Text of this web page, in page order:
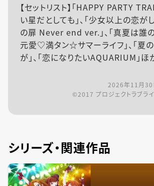
【セットリスト】「HAPPY PARTY
い星だとしても」、「少女以上の恋がし
の扉 Never end ver.」、「真夏は誰の
元愛♡満タン☆サマーライフ」、「夏
が」、「恋になりたいAQUARIUM」ほ
2026年11月
©2017 プロジェクトラブラ
シリーズ・関連作品